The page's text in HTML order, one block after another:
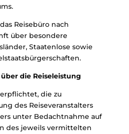
Reisebüro nach
über besondere
Staatenlose sowie
die Reiseleistung
die zu
des Reiseveranstalters
unter Bedachtnahme auf
des jeweils vermittelten